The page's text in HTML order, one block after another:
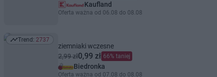
Kaufland
Oferta ważna od 06.08 do 08.08
Trend: 2737
Trend: 2737
ziemniaki wczesne
2,99 zł0,99 zł 66% taniej
Biedronka
Oferta ważna od 07.08 do 08.08